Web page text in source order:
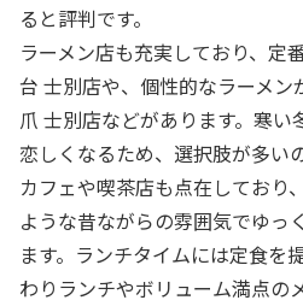
ると評判です。
ラーメン店も充実しており、定
台 士別店や、個性的なラーメ
爪 士別店などがあります。寒い
恋しくなるため、選択肢が多い
カフェや喫茶店も点在しており
ような昔ながらの雰囲気でゆっ
ます。ランチタイムには定食を
わりランチやボリューム満点の